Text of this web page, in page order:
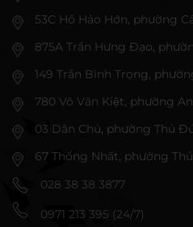
53C Hồ Hảo Hớn, phường
875A Trần Hưng Đạo,
149 Trần Bình Trọng,
780 Võ Văn Kiệt, phường
03 Dân Chủ, phường Thủ
67 Thống Nhất, phường
028 38 38 3877
0971 213 395 (24/7)